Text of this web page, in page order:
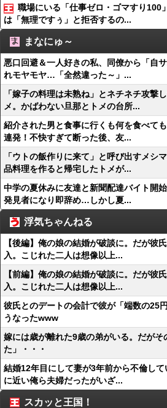
職場にいる「仕事ゼロ・ゴマすり100
は「無理ですぅ」と拒否するの...
まなにゅ～
悪口回避＆一人好きの私、同僚から「自
れモヤモヤ…「全然違った～」...
「嫁子の料理は未熟ね」とネチネチ攻撃
メ。かばわない旦那とトメの台所...
紹介された男と食事に行くも何を食べて
連発！不快すぎて断った後、友...
「ウトの飯作りに来て」と呼び出すメシ
品料理を作ると帰宅したトメが...
中学の夏休みに友達と新聞配達バイト開
発見者になり即辞め…しかし夏...
浮気ちゃんねる
【後編】俺の娘の結婚が破談に。だが彼
入。こじれた二人は想像以上...
【前編】俺の娘の結婚が破談に。だが彼
入。こじれた二人は想像以上...
彼氏とのデートの会計で彼が「端数の25
うなったwww
嫁には歳が離れた9歳の弟がいる。だがそ
た」・・・
結婚12年目にして妻が3年前から不倫し
に近い俺ら夫婦だったがいざ...
スカッと王国！